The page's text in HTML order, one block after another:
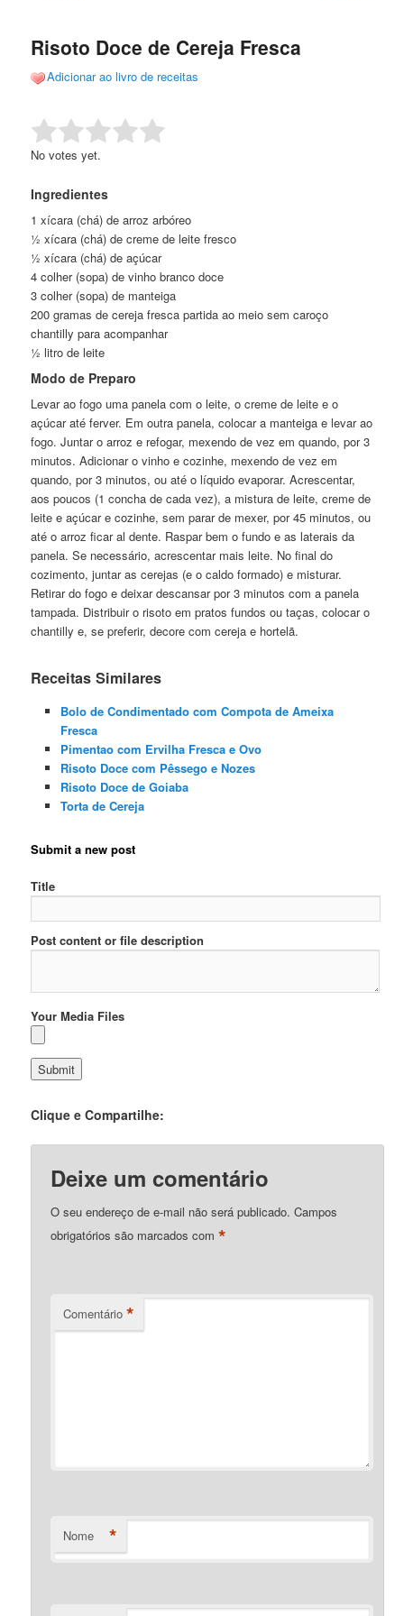
conteúdo
conteúdo
Risoto Doce de Cereja Fresca
Adicionar ao livro de receitas
Rate this item: Submit Rating
No votes yet.
Ingredientes
1 xícara (chá) de arroz arbóreo
½ xícara (chá) de creme de leite fresco
½ xícara (chá) de açúcar
4 colher (sopa) de vinho branco doce
3 colher (sopa) de manteiga
200 gramas de cereja fresca partida ao meio sem caroço
chantilly para acompanhar
½ litro de leite
Modo de Preparo
Levar ao fogo uma panela com o leite, o creme de leite e o
açúcar até ferver. Em outra panela, colocar a manteiga e levar ao
fogo. Juntar o arroz e refogar, mexendo de vez em quando, por 3
minutos. Adicionar o vinho e cozinhe, mexendo de vez em
quando, por 3 minutos, ou até o líquido evaporar. Acrescentar,
aos poucos (1 concha de cada vez), a mistura de leite, creme de
leite e açúcar e cozinhe, sem parar de mexer, por 45 minutos, ou
até o arroz ficar al dente. Raspar bem o fundo e as laterais da
panela. Se necessário, acrescentar mais leite. No final do
cozimento, juntar as cerejas (e o caldo formado) e misturar.
Retirar do fogo e deixar descansar por 3 minutos com a panela
tampada. Distribuir o risoto em pratos fundos ou taças, colocar o
chantilly e, se preferir, decore com cereja e hortelã.
Receitas Similares
Bolo de Condimentado com Compota de Ameixa
Fresca
Pimentao com Ervilha Fresca e Ovo
Risoto Doce com Pêssego e Nozes
Risoto Doce de Goiaba
Torta de Cereja
Submit a new post
Title
Post content or file description
Your Media Files
Clique e Compartilhe:
Deixe um comentário
O seu endereço de e-mail não será publicado. Campos
obrigatórios são marcados com*
Comentário *
Nome *